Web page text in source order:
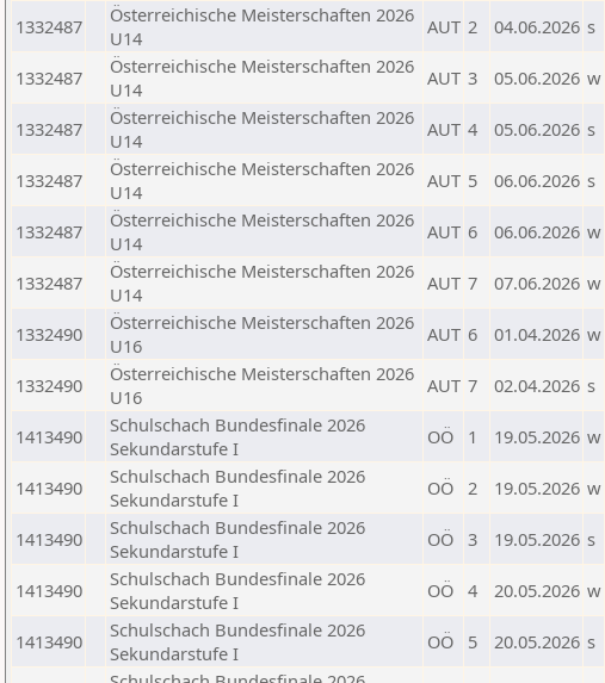
1332487
Österreichische Meisterschaften 2026
U14
AUT 2 04.06.2026 s
1332487
Österreichische Meisterschaften 2026
U14
AUT 3 05.06.2026 w
1332487
Österreichische Meisterschaften 2026
U14
AUT 4 05.06.2026 s
1332487
Österreichische Meisterschaften 2026
U14
AUT 5 06.06.2026 s
1332487
Österreichische Meisterschaften 2026
U14
AUT 6 06.06.2026 w
1332487
Österreichische Meisterschaften 2026
U14
AUT 7 07.06.2026 w
1332490
Österreichische Meisterschaften 2026
U16
AUT 6 01.04.2026 w
1332490
Österreichische Meisterschaften 2026
U16
AUT 7 02.04.2026 s
1413490
Schulschach Bundesfinale 2026
Sekundarstufe I
OÖ 1 19.05.2026 w
1413490
Schulschach Bundesfinale 2026
Sekundarstufe I
OÖ 2 19.05.2026 w
1413490
Schulschach Bundesfinale 2026
Sekundarstufe I
OÖ 3 19.05.2026 s
1413490
Schulschach Bundesfinale 2026
Sekundarstufe I
OÖ 4 20.05.2026 w
1413490
Schulschach Bundesfinale 2026
Sekundarstufe I
OÖ 5 20.05.2026 s